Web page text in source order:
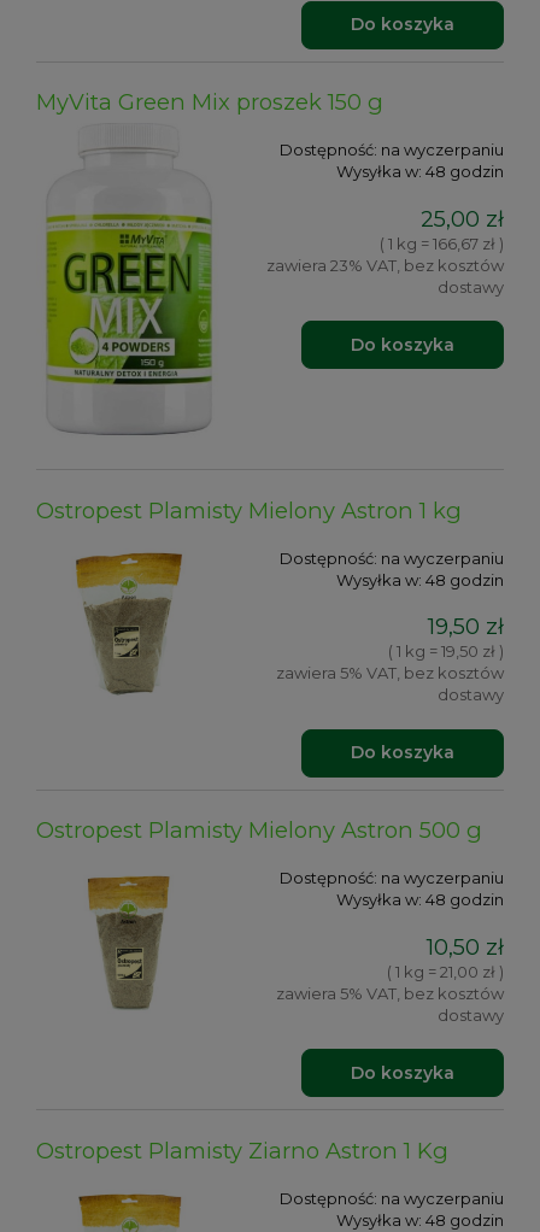
Do koszyka
MyVita Green Mix proszek 150 g
Dostępność: na wyczerpaniu
Wysyłka w: 48 godzin
25,00 zł
( 1 kg = 166,67 zł )
zawiera 23% VAT, bez kosztów
dostawy
Do koszyka
Ostropest Plamisty Mielony Astron 1 kg
Dostępność: na wyczerpaniu
Wysyłka w: 48 godzin
19,50 zł
( 1 kg = 19,50 zł )
zawiera 5% VAT, bez kosztów
dostawy
Do koszyka
Ostropest Plamisty Mielony Astron 500 g
Dostępność: na wyczerpaniu
Wysyłka w: 48 godzin
10,50 zł
( 1 kg = 21,00 zł )
zawiera 5% VAT, bez kosztów
dostawy
Do koszyka
Ostropest Plamisty Ziarno Astron 1 Kg
Dostępność: na wyczerpaniu
Wysyłka w: 48 godzin